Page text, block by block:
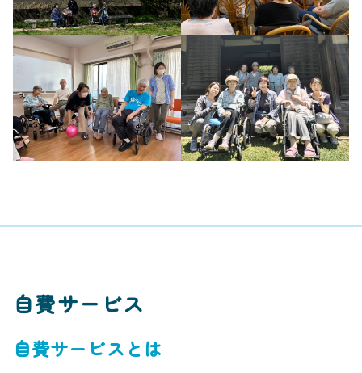
自費サービス
自費サービスとは